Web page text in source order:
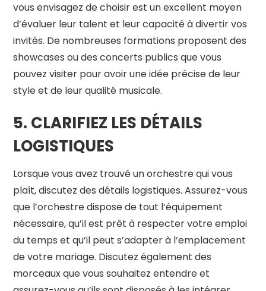
vous envisagez de choisir est un excellent moyen
d’évaluer leur talent et leur capacité à divertir vos
invités. De nombreuses formations proposent des
showcases ou des concerts publics que vous
pouvez visiter pour avoir une idée précise de leur
style et de leur qualité musicale.
5. CLARIFIEZ LES DÉTAILS
LOGISTIQUES
Lorsque vous avez trouvé un orchestre qui vous
plaît, discutez des détails logistiques. Assurez-vous
que l’orchestre dispose de tout l’équipement
nécessaire, qu’il est prêt à respecter votre emploi
du temps et qu’il peut s’adapter à l’emplacement
de votre mariage. Discutez également des
morceaux que vous souhaitez entendre et